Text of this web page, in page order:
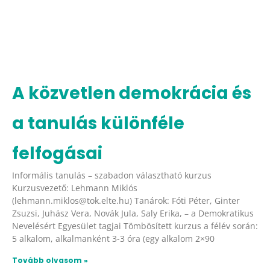
A közvetlen demokrácia és
a tanulás különféle
felfogásai
Informális tanulás – szabadon választható kurzus
Kurzusvezető: Lehmann Miklós
(lehmann.miklos@tok.elte.hu) Tanárok: Fóti Péter, Ginter
Zsuzsi, Juhász Vera, Novák Jula, Saly Erika, – a Demokratikus
Nevelésért Egyesület tagjai Tömbösített kurzus a félév során:
5 alkalom, alkalmanként 3-3 óra (egy alkalom 2×90
Tovább olvasom »